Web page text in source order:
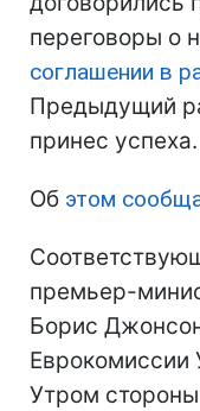
переговоры о
соглашении в
Предыдущий
принес успеха.
Об этом
премьер-
Борис
Еврокомиссии
Утром